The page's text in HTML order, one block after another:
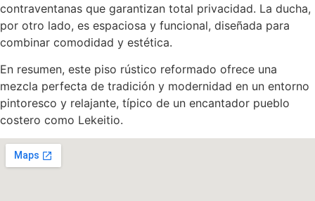
contraventanas que garantizan total privacidad. La ducha,
por otro lado, es espaciosa y funcional, diseñada para
combinar comodidad y estética.
En resumen, este piso rústico reformado ofrece una
mezcla perfecta de tradición y modernidad en un entorno
pintoresco y relajante, típico de un encantador pueblo
costero como Lekeitio.